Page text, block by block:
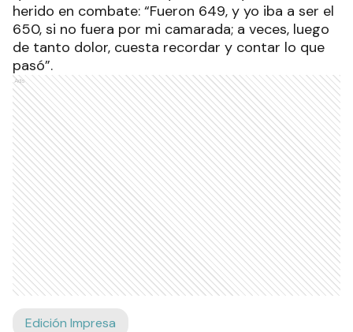
herido en combate: “Fueron 649, y yo iba a ser el
650, si no fuera por mi camarada; a veces, luego
de tanto dolor, cuesta recordar y contar lo que
pasó”.
Ads
Edición Impresa